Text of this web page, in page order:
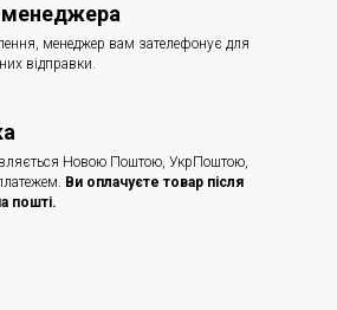
менеджера
менеджер вам зателефонує для
відправки.
Новою Поштою, УкрПоштою,
Ви оплачуєте товар після
пошті.